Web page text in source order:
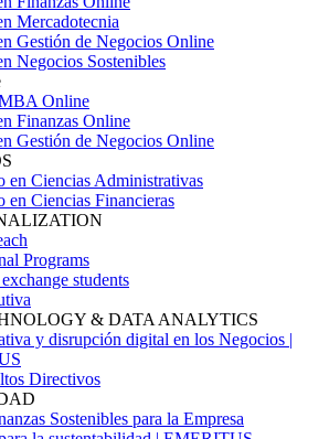
Mercadotecnia
Gestión de Negocios Online
Negocios Sostenibles
Online
Finanzas Online
Gestión de Negocios Online
en Ciencias Administrativas
en Ciencias Financieras
Programs
students
& DATA ANALYTICS
y disrupción digital en los Negocios |
Directivos
Sostenibles para la Empresa